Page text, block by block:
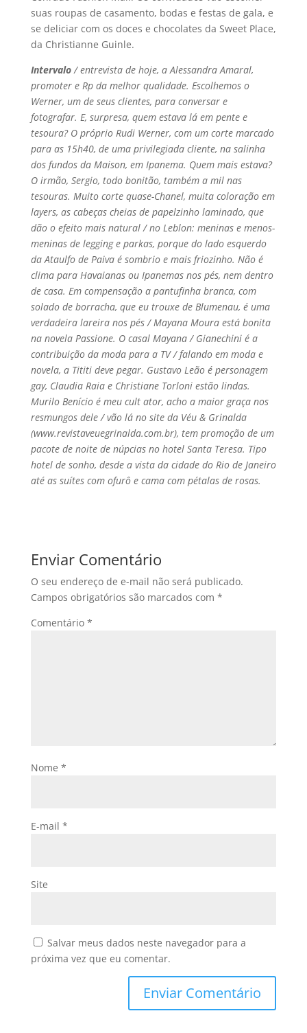
suas roupas de casamento, bodas e festas de gala, e
se deliciar com os doces e chocolates da Sweet Place,
da Christianne Guinle.
Intervalo/ entrevista de hoje, a Alessandra Amaral,
promoter e Rp da melhor qualidade. Escolhemos o
Werner, um de seus clientes, para conversar e
fotografar. E, surpresa, quem estava lá em pente e
tesoura? O próprio Rudi Werner, com um corte marcado
para as 15h40, de uma privilegiada cliente, na salinha
dos fundos da Maison, em Ipanema. Quem mais estava?
O irmão, Sergio, todo bonitão, também a mil nas
tesouras. Muito corte quase-Chanel, muita coloração em
layers, as cabeças cheias de papelzinho laminado, que
dão o efeito mais natural / no Leblon: meninas e menos-
meninas de legging e parkas, porque do lado esquerdo
da Ataulfo de Paiva é sombrio e mais friozinho. Não é
clima para Havaianas ou Ipanemas nos pés, nem dentro
de casa. Em compensação a pantufinha branca, com
solado de borracha, que eu trouxe de Blumenau, é uma
verdadeira lareira nos pés / Mayana Moura está bonita
na novela Passione. O casal Mayana / Gianechini é a
contribuição da moda para a TV / falando em moda e
novela, a Tititi deve pegar. Gustavo Leão é personagem
gay, Claudia Raia e Christiane Torloni estão lindas.
Murilo Bení­cio é meu cult ator, acho a maior graça nos
resmungos dele / vão lá no site da Véu & Grinalda
(www.revistaveuegrinalda.com.br), tem promoção de um
pacote de noite de núpcias no hotel Santa Teresa. Tipo
hotel de sonho, desde a vista da cidade do Rio de Janeiro
até as suí­tes com ofurô e cama com pétalas de rosas.
Enviar Comentário
O seu endereço de e-mail não será publicado.
Campos obrigatórios são marcados com *
Comentário *
Nome *
E-mail *
Site
Salvar meus dados neste navegador para a
próxima vez que eu comentar.